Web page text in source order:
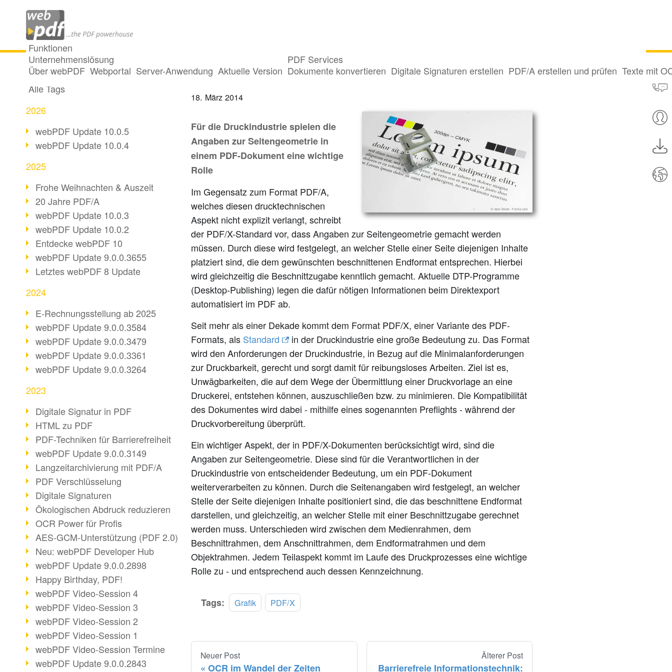
Funktionen
Unternehmenslösung
Über webPDF Webportal Server-Anwendung Aktuelle Version
PDF Services
Dokumente konvertieren Digitale Signaturen erstellen PDF/A erstellen und prüfen Texte mit
Alle Beiträge
Alle Tags
2026
webPDF Update 10.0.5
webPDF Update 10.0.4
2025
Frohe Weihnachten & Auszeit
20 Jahre PDF/A
webPDF Update 10.0.3
webPDF Update 10.0.2
Entdecke webPDF 10
webPDF Update 9.0.0.3655
Letztes webPDF 8 Update
2024
E-Rechnungsstellung ab 2025
webPDF Update 9.0.0.3584
webPDF Update 9.0.0.3479
webPDF Update 9.0.0.3361
webPDF Update 9.0.0.3264
2023
Digitale Signatur in PDF
HTML zu PDF
PDF-Techniken für Barrierefreiheit
webPDF Update 9.0.0.3149
Langzeitarchivierung mit PDF/A
PDF Verschlüsselung
Digitale Signaturen
Ökologischen Abdruck reduzieren
OCR Power für Profis
AES-GCM-Unterstützung (PDF 2.0)
Neu: webPDF Developer Hub
webPDF Update 9.0.0.2898
Happy Birthday, PDF!
webPDF Video-Session 4
webPDF Video-Session 3
webPDF Video-Session 2
webPDF Video-Session 1
webPDF Video-Session Termine
webPDF Update 9.0.0.2843
Seitengeometrie in PDF-Dokumenten
18. März 2014
Für die Druckindustrie spielen die
Angaben zur Seitengeometrie in
einem PDF-Dokument eine wichtige
Rolle
Im Gegensatz zum Format PDF/A,
welches diesen drucktechnischen
Aspekt nicht explizit verlangt, schreibt
der PDF/X-Standard vor, dass Angaben zur Seitengeometrie gemacht werden
müssen. Durch diese wird festgelegt, an welcher Stelle einer Seite diejenigen Inhalte
platziert sind, die dem gewünschten beschnittenen Endformat entsprechen. Hierbei
wird gleichzeitig die Beschnittzugabe kenntlich gemacht. Aktuelle DTP-Programme
(Desktop-Publishing) legen die dafür nötigen Informationen beim Direktexport
automatisiert im PDF ab.
Seit mehr als einer Dekade kommt dem Format PDF/X, einer Variante des PDF-
Formats, als Standard
in der Druckindustrie eine große Bedeutung zu. Das Format
wird den Anforderungen der Druckindustrie, in Bezug auf die Minimalanforderungen
zur Druckbarkeit, gerecht und sorgt damit für reibungsloses Arbeiten. Ziel ist es,
Unwägbarkeiten, die auf dem Wege der Übermittlung einer Druckvorlage an eine
Druckerei, entstehen können, auszuschließen bzw. zu minimieren. Die Kompatibilität
des Dokumentes wird dabei - mithilfe eines sogenannten Preflights - während der
Druckvorbereitung überprüft.
Ein wichtiger Aspekt, der in PDF/X-Dokumenten berücksichtigt wird, sind die
Angaben zur Seitengeometrie. Diese sind für die Verantwortlichen in der
Druckindustrie von entscheidender Bedeutung, um ein PDF-Dokument
weiterverarbeiten zu können. Durch die Seitenangaben wird festgelegt, an welcher
Stelle der Seite diejenigen Inhalte positioniert sind, die das beschnittene Endformat
darstellen, und gleichzeitig, an welcher Stelle mit einer Beschnittzugabe gerechnet
werden muss. Unterschieden wird zwischen dem Medienrahmen, dem
Beschnittrahmen, dem Anschnittrahmen, dem Endformatrahmen und dem
Objektrahmen. Jedem Teilaspekt kommt im Laufe des Druckprozesses eine wichtige
Rolle zu - und entsprechend auch dessen Kennzeichnung.
Tags: Grafik PDF/X
Neuer Post
OCR im Wandel der Zeiten
Älterer Post
Barrierefreie Informationstechnik: